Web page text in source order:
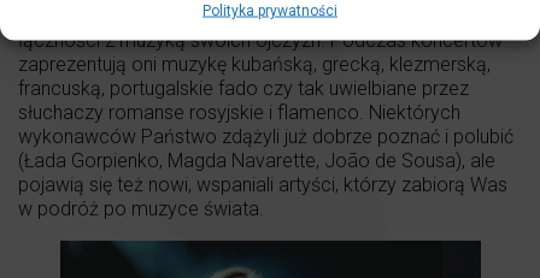
Polityka prywatności
którzy, mimo iż od wielu lat mieszkają w Polsce, nie stracili
łączności z muzyką swoich ojczyzn. Podczas koncertów
zaprezentują oni muzykę kubańską, grecką, klezmerską,
francuską, portugalskie fado czy tak uwielbiane przez
słuchaczy romanse rosyjskie i flamenco. Niektórych
wykonawców Państwo zdążyli już dobrze poznać i polubić
(Łada Gorpienko, Magda Navarette, João de Sousa), ale
pojawią się też nowi, wspaniali artyści, którzy zabiorą Was
w podróż po muzyce świata.